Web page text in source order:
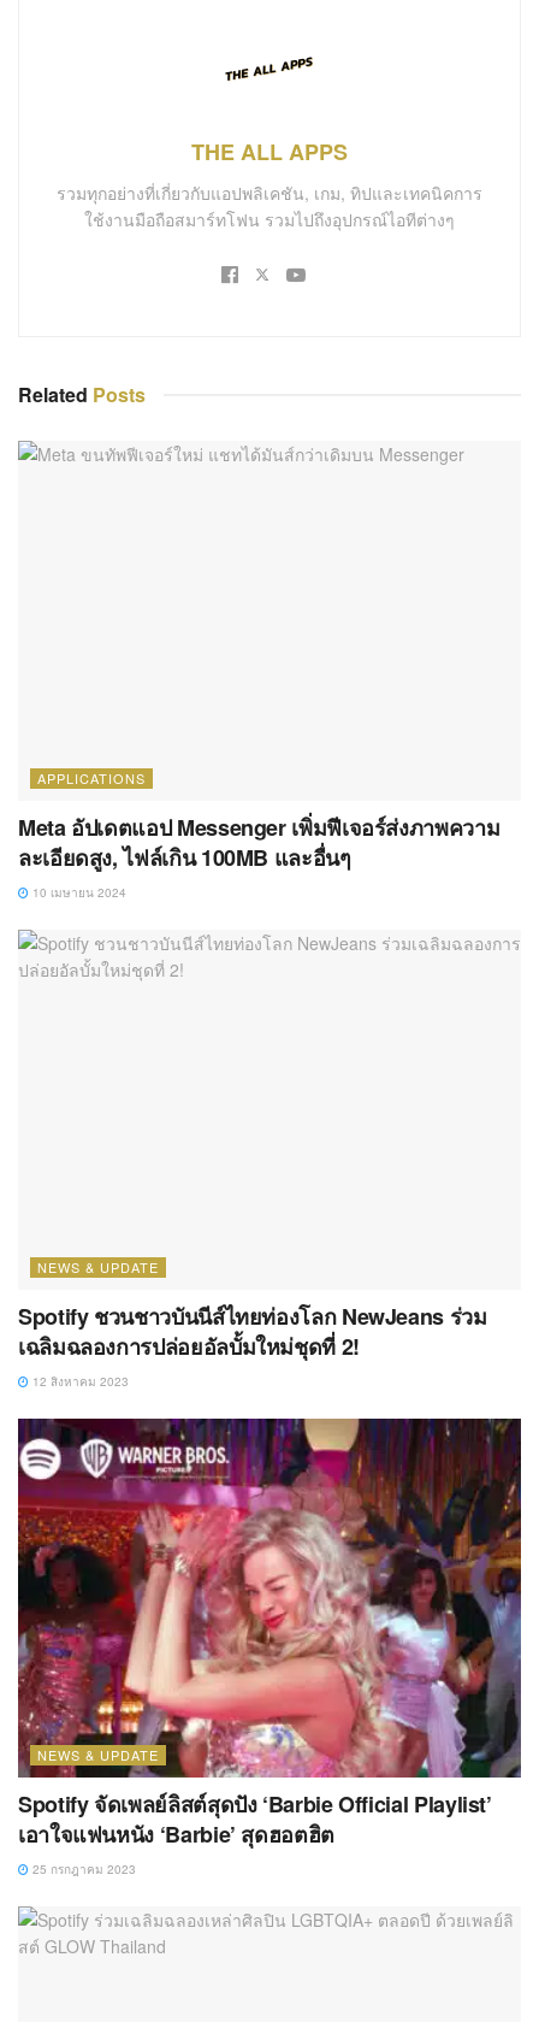
THE ALL APPS
รวมทุกอย่างที่เกี่ยวกับแอปพลิเคชัน, เกม, ทิปและเทคนิคการ
ใช้งานมือถือสมาร์ทโฟน รวมไปถึงอุปกรณ์ไอทีต่างๆ
Related Posts
APPLICATIONS
Meta อัปเดตแอป Messenger เพิ่มฟีเจอร์ส่งภาพความ
ละเอียดสูง, ไฟล์เกิน 100MB และอื่นๆ
10 เมษายน 2024
NEWS & UPDATE
Spotify ชวนชาวบันนีส์ไทยท่องโลก NewJeans ร่วม
เฉลิมฉลองการปล่อยอัลบั้มใหม่ชุดที่ 2!
12 สิงหาคม 2023
NEWS & UPDATE
Spotify จัดเพลย์ลิสต์สุดปัง ‘Barbie Official Playlist’
เอาใจแฟนหนัง ‘Barbie’ สุดฮอตฮิต
25 กรกฎาคม 2023